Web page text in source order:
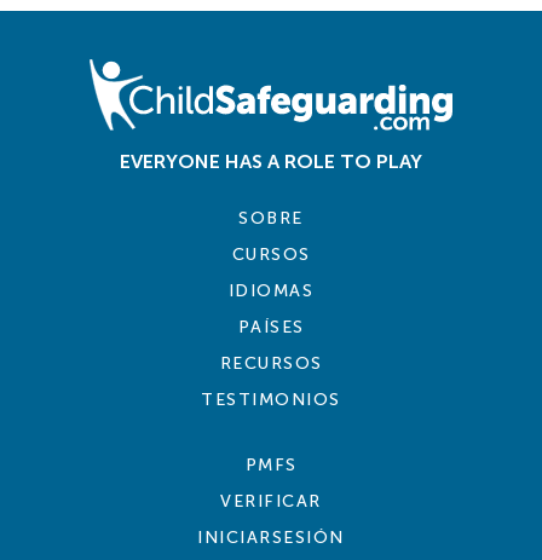
EVERYONE HAS A ROLE TO PLAY
SOBRE
CURSOS
IDIOMAS
PAÍSES
RECURSOS
TESTIMONIOS
PMFS
VERIFICAR
INICIARSESIÓN